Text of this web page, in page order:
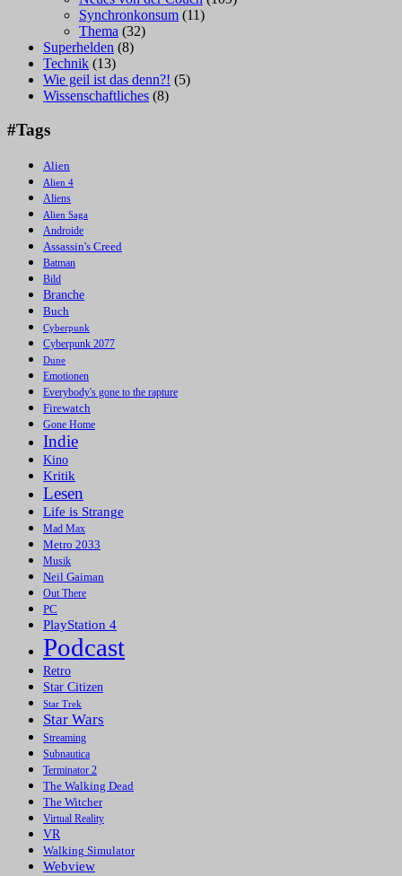
Synchronkonsum (11)
Thema (32)
Superhelden (8)
Technik (13)
Wie geil ist das denn?! (5)
Wissenschaftliches (8)
#Tags
Alien
Alien 4
Aliens
Alien Saga
Androide
Assassin's Creed
Batman
Bild
Branche
Buch
Cyberpunk
Cyberpunk 2077
Dune
Emotionen
Everybody's gone to the rapture
Firewatch
Gone Home
Indie
Kino
Kritik
Lesen
Life is Strange
Mad Max
Metro 2033
Musik
Neil Gaiman
Out There
PC
PlayStation 4
Podcast
Retro
Star Citizen
Star Trek
Star Wars
Streaming
Subnautica
Terminator 2
The Walking Dead
The Witcher
Virtual Reality
VR
Walking Simulator
Webview